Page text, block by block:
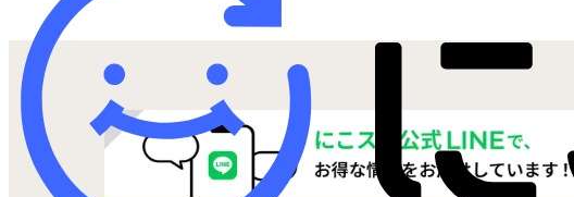
にこスマ通信
マイページ